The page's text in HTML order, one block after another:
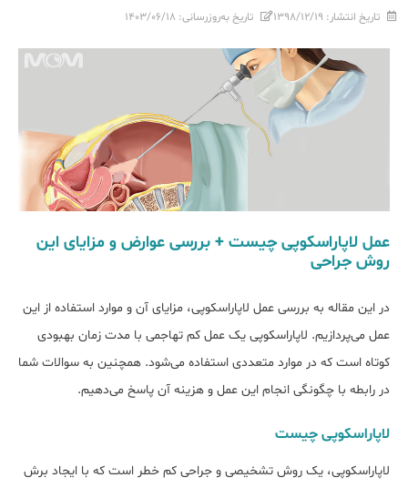
تاریخ انتشار: ۱۳۹۸/۱۲/۱۹ تاریخ به‌روزرسانی: ۱۴۰۳/۰۶/۱۸
عمل لاپاراسکوپی چیست + بررسی عوارض و مزایای این
روش جراحی
در این مقاله به بررسی عمل لاپاراسکوپی، مزایای آن و موارد استفاده از این
عمل می‌پردازیم. لاپاراسکوپی یک عمل کم تهاجمی با مدت زمان بهبودی
کوتاه است که در موارد متعددی استفاده می‌شود. همچنین به سوالات شما
در رابطه با چگونگی انجام این عمل و هزینه آن پاسخ می‌دهیم.
لاپاراسکوپی چیست
لاپاراسکوپی، یک روش تشخیصی و جراحی کم خطر است که با ایجاد برش